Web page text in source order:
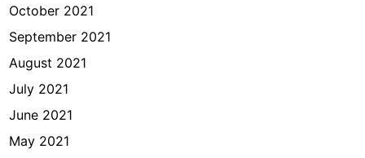
October 2021
September 2021
August 2021
July 2021
June 2021
May 2021